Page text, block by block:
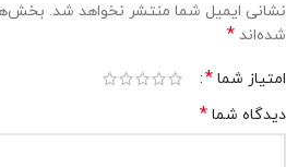
نشانی ایمیل شما منتشر نخواهد شد.
شده‌اند *
امتیاز شما *
دیدگاه شما *